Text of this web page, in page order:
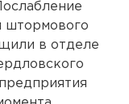
штормового
в отделе